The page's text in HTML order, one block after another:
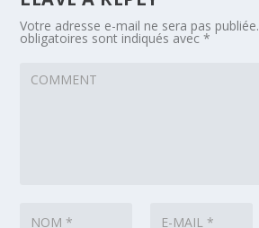
Votre adresse e-mail ne sera pas publiée.
obligatoires sont indiqués avec*